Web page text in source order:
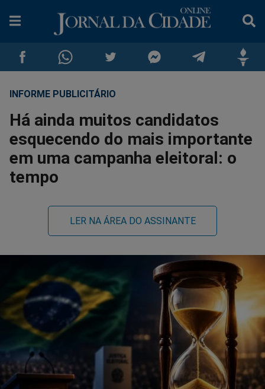
Compartilhar
no
Facebook
Compartilhar
no
Whatsapp
Compartilhar
no
Twitter
no
Messenger
no
TelegramGettr
INFORME PUBLICITÁRIO
Há ainda muitos candidatos
esquecendo do mais importante
em uma campanha eleitoral: o
tempo
LER NA ÁREA DO ASSINANTE